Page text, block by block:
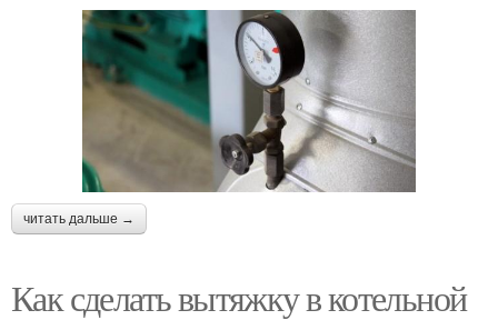
читать дальше →
Как сделать вытяжку в котельной